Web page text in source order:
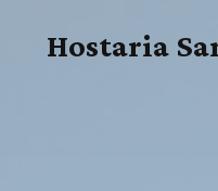
Hostaria